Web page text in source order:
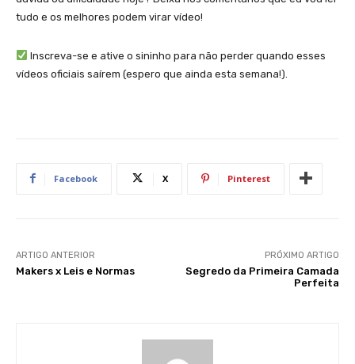
tudo e os melhores podem virar vídeo!
Inscreva-se e ative o sininho para não perder quando esses
vídeos oficiais saírem (espero que ainda esta semana!).
Facebook X Pinterest
ARTIGO ANTERIOR
Makers x Leis e Normas
PRÓXIMO ARTIGO
Segredo da Primeira Camada
Perfeita